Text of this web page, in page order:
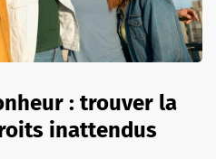
: trouver la
inattendus